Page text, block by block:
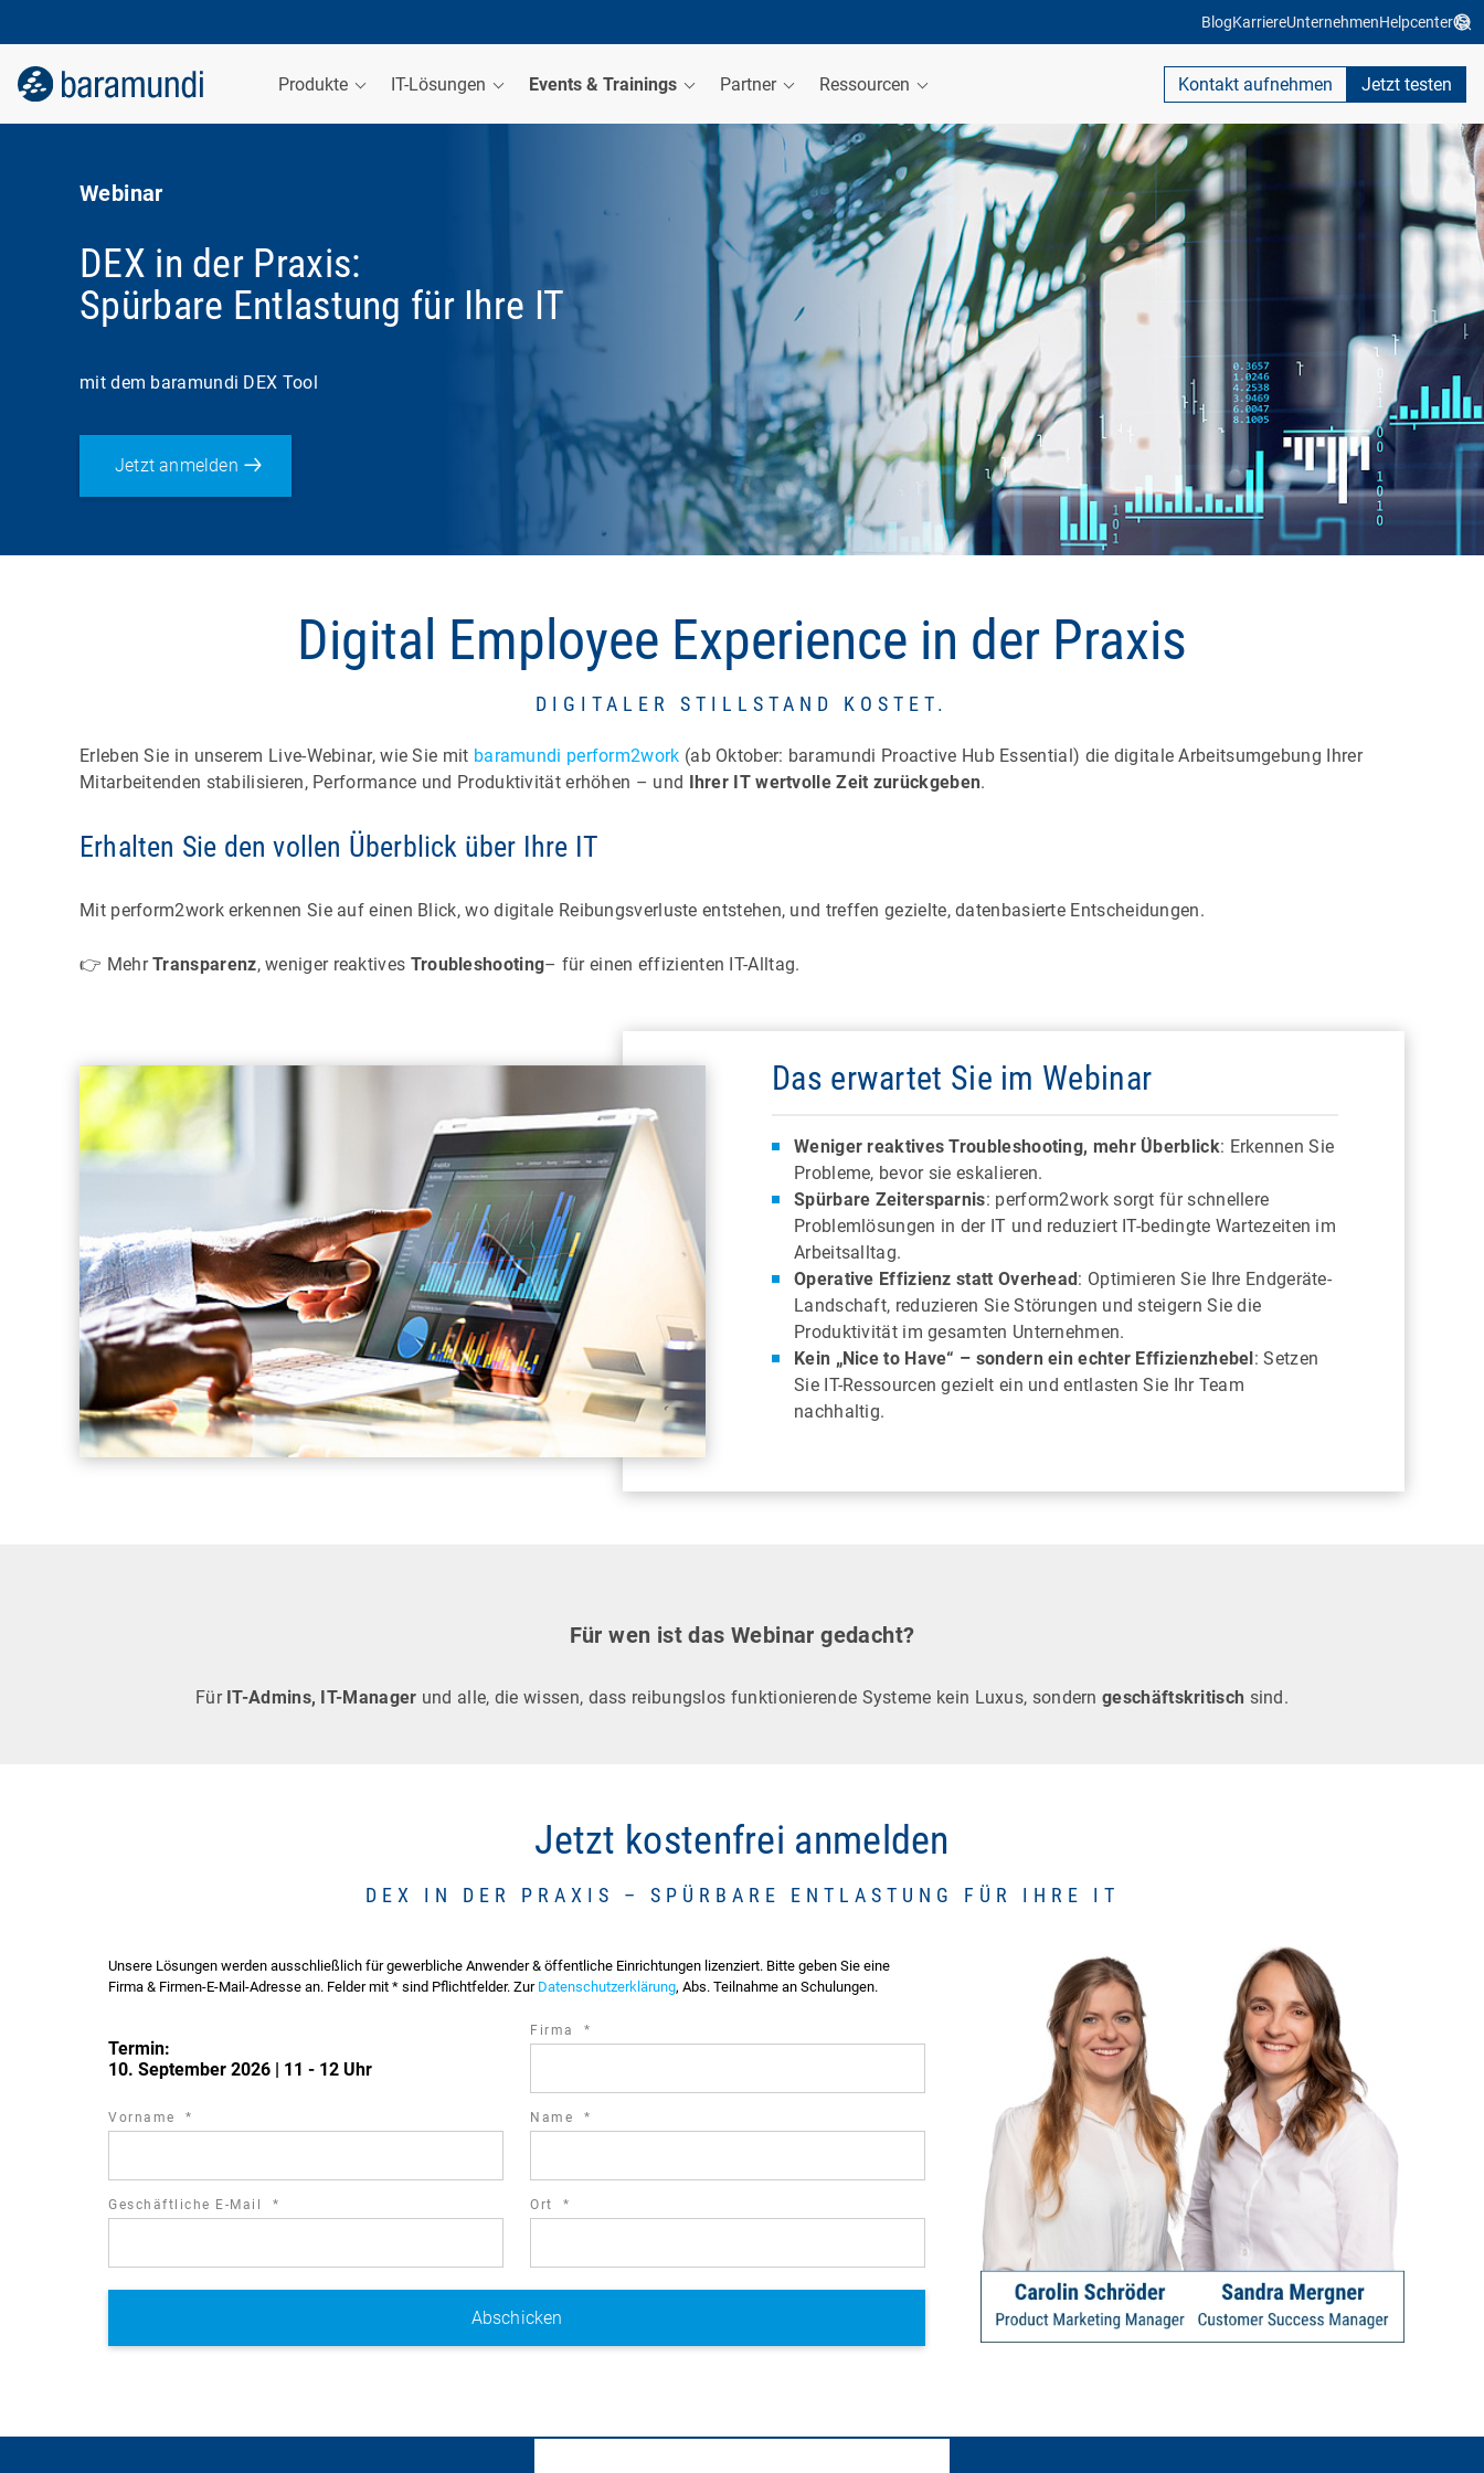
BlogKarriereUnternehmenHelpcenter
Produkte IT-Lösungen Events & Trainings Partner Ressourcen Kontakt aufnehmen Jetzt testen
Webinar
DEX in der Praxis:
Spürbare Entlastung für Ihre IT
mit dem baramundi DEX Tool
Jetzt anmelden
Digital Employee Experience in der Praxis
DIGITALER STILLSTAND KOSTET.
Erleben Sie in unserem Live-Webinar, wie Sie mit baramundi perform2work (ab Oktober: baramundi Proactive Hub Essential) die digitale Arbeitsumgebung Ihrer
Mitarbeitenden stabilisieren, Performance und Produktivität erhöhen – und Ihrer IT wertvolle Zeit zurückgeben.
Erhalten Sie den vollen Überblick über Ihre IT
Mit perform2work erkennen Sie auf einen Blick, wo digitale Reibungsverluste entstehen, und treffen gezielte, datenbasierte Entscheidungen.
👉 MehrTransparenz, weniger reaktives Troubleshooting– für einen effizienten IT-Alltag.
Das erwartet Sie im Webinar
Weniger reaktives Troubleshooting, mehr Überblick: Erkennen Sie
Probleme, bevor sie eskalieren.
Spürbare Zeitersparnis: perform2work sorgt für schnellere
Problemlösungen in der IT und reduziert IT-bedingte Wartezeiten im
Arbeitsalltag.
Operative Effizienz statt Overhead: Optimieren Sie Ihre Endgeräte-
Landschaft, reduzieren Sie Störungen und steigern Sie die
Produktivität im gesamten Unternehmen.
Kein „Nice to Have“ – sondern ein echter Effizienzhebel: Setzen
Sie IT-Ressourcen gezielt ein und entlasten Sie Ihr Team
nachhaltig.
Für wen ist das Webinar gedacht?
Für IT-Admins, IT-Manager und alle, die wissen, dass reibungslos funktionierende Systeme kein Luxus, sonderngeschäftskritisch sind.
Jetzt kostenfrei anmelden
DEX IN DER PRAXIS – SPÜRBARE ENTLASTUNG FÜR IHRE IT
Unsere Lösungen werden ausschließlich für gewerbliche Anwender & öffentliche Einrichtungen lizenziert. Bitte geben Sie eine
Firma & Firmen-E-Mail-Adresse an. Felder mit * sind Pflichtfelder. Zur Datenschutzerklärung, Abs. Teilnahme an Schulungen.
Termin:
10. September 2026 | 11 - 12 Uhr
Firma *
Vorname * Name *
Geschäftliche E-Mail * Ort *